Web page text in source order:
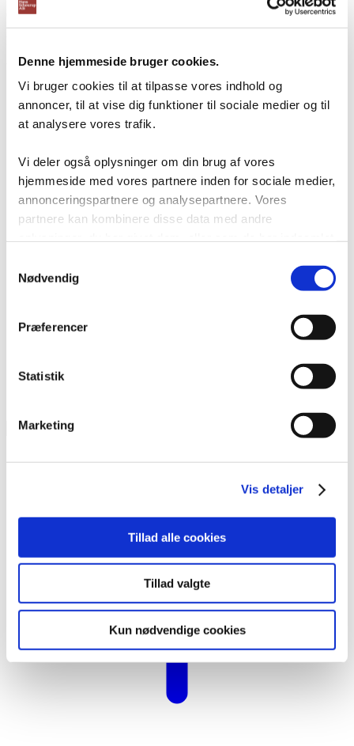
Denne hjemmeside bruger cookies.
Vi bruger cookies til at tilpasse vores indhold og
annoncer, til at vise dig funktioner til sociale medier og til
at analysere vores trafik.
Vi deler også oplysninger om din brug af vores
hjemmeside med vores partnere inden for sociale medier,
annonceringspartnere og analysepartnere. Vores
partnere kan kombinere disse data med andre
Nødvendig
Præferencer
Statistik
Marketing
Vis detaljer
Tillad alle cookies
Tillad valgte
Kun nødvendige cookies
(Inkl. moms
Varenummer: 35901020
Plastlomme,